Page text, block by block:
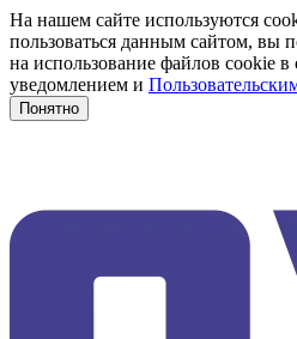
На нашем сайте используются
пользоваться данным сайтом, вы
на использование файлов cookie
уведомлением и
Понятно